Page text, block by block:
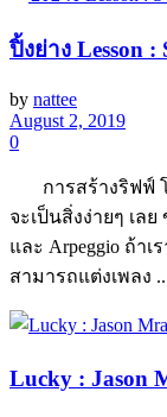
ปิ้งย่าง Lesson :
by nattee
August 2, 2019
0
การสร้างริฟฟ์ โ
จะเป็นสิ่งง่ายๆ เล
และ Arpeggio ถ้า
สามารถแต่งเพลง
Lucky : Jason